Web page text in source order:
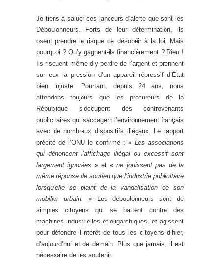
Je tiens à saluer ces lanceurs d’alerte que sont les
Déboulonneurs. Forts de leur détermination, ils
osent prendre le risque de désobéir à la loi. Mais
pourquoi ? Qu’y gagnent-ils financièrement ? Rien !
Ils risquent même d’y perdre de l’argent et prennent
sur eux la pression d’un appareil répressif d’État
bien injuste. Pourtant, depuis 24 ans, nous
attendons toujours que les procureurs de la
République s’occupent des contrevenants
publicitaires qui saccagent l’environnement français
avec de nombreux dispositifs illégaux. Le rapport
précité de l’ONU le confirme : « Les associations
qui dénoncent l’affichage illégal ou excessif sont
largement ignorées » et «ne jouissent pas de la
même réponse de soutien que l’industrie publicitaire
lorsqu’elle se plaint de la vandalisation de son
mobilier urbain.
»
Les déboulonneurs sont de
simples citoyens qui se battent contre des
machines industrielles et oligarchiques, et agissent
pour défendre l’intérêt de tous les citoyens d’hier,
d’aujourd’hui et de demain. Plus que jamais, il est
nécessaire de les soutenir.